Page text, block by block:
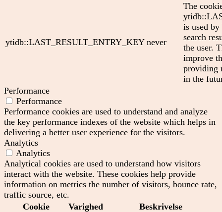
ytidb::LAST_RESULT_ENTRY_KEY never
The
is used by
search
the user.
improve
providing
in the
Performance
Performance
Performance cookies are used to understand and analyze
the key performance indexes of the website which helps in
delivering a better user experience for the visitors.
Analytics
Analytics
Analytical cookies are used to understand how visitors
interact with the website. These cookies help provide
information on metrics the number of visitors, bounce rate,
traffic source, etc.
Cookie
Varighed Beskrivelse